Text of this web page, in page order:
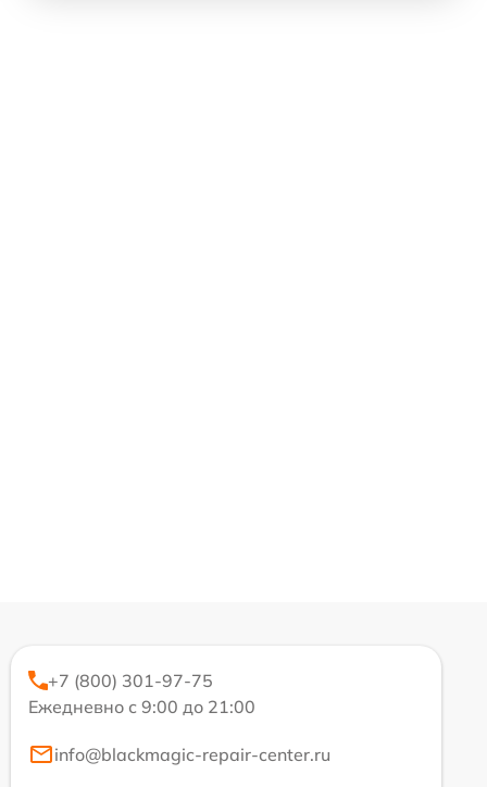
+7 (800) 301-97-75
Ежедневно с 9:00 до 21:00
info@blackmagic-repair-center.ru